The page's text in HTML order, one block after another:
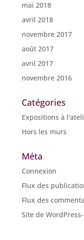
mai 2018
avril 2018
novembre 2017
août 2017
avril 2017
novembre 2016
Catégories
Expositions à
Hors les murs
Méta
Connexion
Flux des
Flux des
Site de WordPress-